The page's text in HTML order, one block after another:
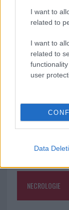
I want to
related to
I want to
related to
user
Data
la
NECROLOGIE